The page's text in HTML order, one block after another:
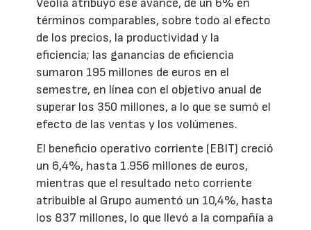
Veolia atribuyó ese avance, de un 6% en
términos comparables, sobre todo al efecto
de los precios, la productividad y la
eficiencia; las ganancias de eficiencia
sumaron 195 millones de euros en el
semestre, en línea con el objetivo anual de
superar los 350 millones, a lo que se sumó el
efecto de las ventas y los volúmenes.
El beneficio operativo corriente (EBIT) creció
un 6,4%, hasta 1.956 millones de euros,
mientras que el resultado neto corriente
atribuible al Grupo aumentó un 10,4%, hasta
los 837 millones, lo que llevó a la compañía a